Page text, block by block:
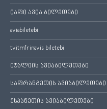
იაფი ავია ბილეთები
aviabiletebi
tvitmfrinavis biletebi
იტალიის ავიაბილეთები
საფრანგეთის ავიაბილეთები
ესპანეთის ავიაბილეთები